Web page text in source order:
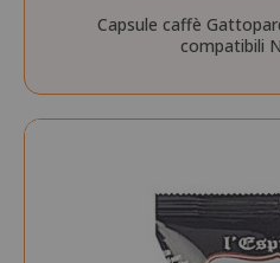
Capsule caffè
compatibili